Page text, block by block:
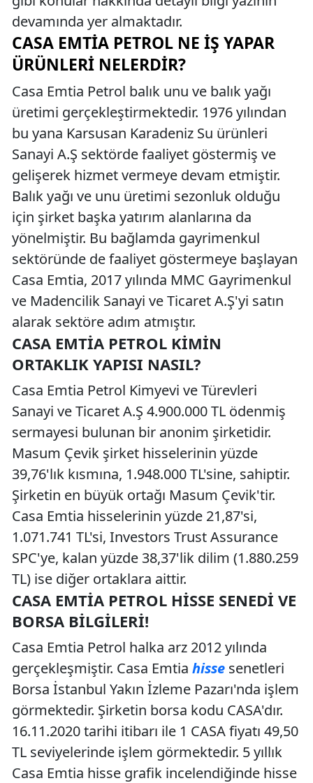
devamında yer almaktadır.
CASA EMTIA PETROL NE İŞ YAPAR
ÜRÜNLERI NELERDIR?
Casa Emtia Petrol balık unu ve balık yağı
üretimi gerçekleştirmektedir. 1976 yılından
bu yana Karsusan Karadeniz Su ürünleri
Sanayi A.Ş sektörde faaliyet göstermiş ve
gelişerek hizmet vermeye devam etmiştir.
Balık yağı ve unu üretimi sezonluk olduğu
için şirket başka yatırım alanlarına da
yönelmiştir. Bu bağlamda gayrimenkul
sektöründe de faaliyet göstermeye başlayan
Casa Emtia, 2017 yılında MMC Gayrimenkul
ve Madencilik Sanayi ve Ticaret A.Ş'yi satın
alarak sektöre adım atmıştır.
CASA EMTIA PETROL KIMIN
ORTAKLIK YAPISI NASIL?
Casa Emtia Petrol Kimyevi ve Türevleri
Sanayi ve Ticaret A.Ş 4.900.000 TL ödenmiş
sermayesi bulunan bir anonim şirketidir.
Masum Çevik şirket hisselerinin yüzde
39,76'lık kısmına, 1.948.000 TL'sine, sahiptir.
Şirketin en büyük ortağı Masum Çevik'tir.
Casa Emtia hisselerinin yüzde 21,87'si,
1.071.741 TL'si, Investors Trust Assurance
SPC'ye, kalan yüzde 38,37'lik dilim (1.880.259
TL) ise diğer ortaklara aittir.
CASA EMTIA PETROL HISSE SENEDI VE
BORSA BILGILERI!
Casa Emtia Petrol halka arz 2012 yılında
gerçekleşmiştir. Casa Emtia hisse senetleri
Borsa İstanbul Yakın İzleme Pazarı'nda işlem
görmektedir. Şirketin borsa kodu CASA'dır.
16.11.2020 tarihi itibarı ile 1 CASA fiyatı 49,50
TL seviyelerinde işlem görmektedir. 5 yıllık
Casa Emtia hisse grafik incelendiğinde hisse